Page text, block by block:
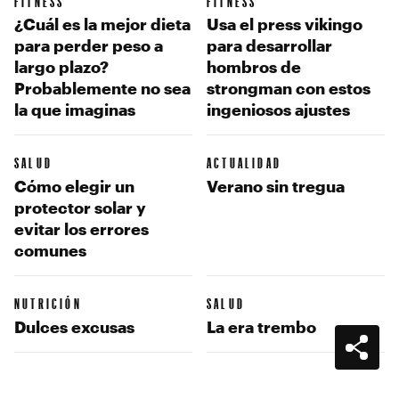
¿Cuál es la mejor dieta
para perder peso a
largo plazo?
Probablemente no sea
la que imaginas
Usa el press vikingo
para desarrollar
hombros de
strongman con estos
ingeniosos ajustes
SALUD
Cómo elegir un
protector solar y
evitar los errores
comunes
ACTUALIDAD
Verano sin tregua
NUTRICIÓN
Dulces excusas
SALUD
La era trembo